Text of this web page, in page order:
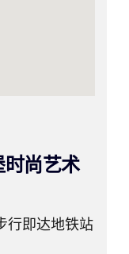
尚艺术
行即达地铁站